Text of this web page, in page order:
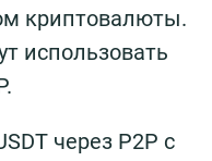
криптовалюты.
использовать
через P2P с